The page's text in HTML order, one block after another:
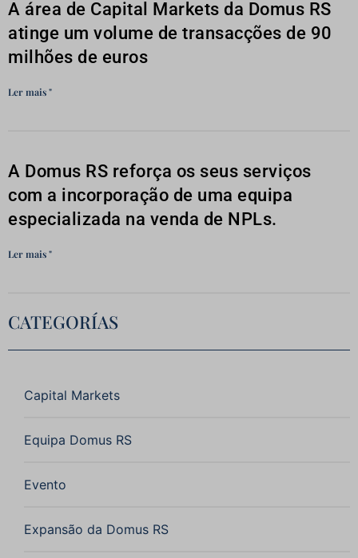
A área de Capital Markets da Domus RS
atinge um volume de transacções de 90
milhões de euros
Ler mais "
A Domus RS reforça os seus serviços
com a incorporação de uma equipa
especializada na venda de NPLs.
Ler mais "
CATEGORÍAS
Capital Markets
Equipa Domus RS
Evento
Expansão da Domus RS